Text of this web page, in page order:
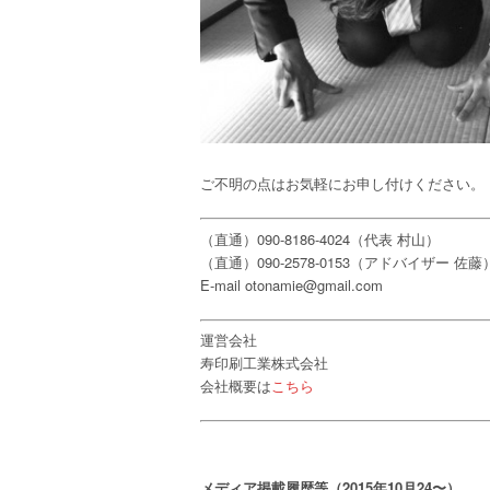
ご不明の点はお気軽にお申し付けください。
（直通）090-8186-4024（代表 村山）
（直通）090-2578-0153（アドバイザー 佐藤
E-mail otonamie@gmail.com
運営会社
寿印刷工業株式会社
会社概要はこちら